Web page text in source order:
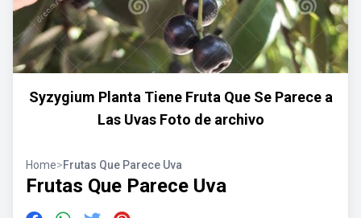
Syzygium Planta Tiene Fruta Que Se Parece a
Las Uvas Foto de archivo
Home>Frutas Que Parece Uva
Frutas Que Parece Uva